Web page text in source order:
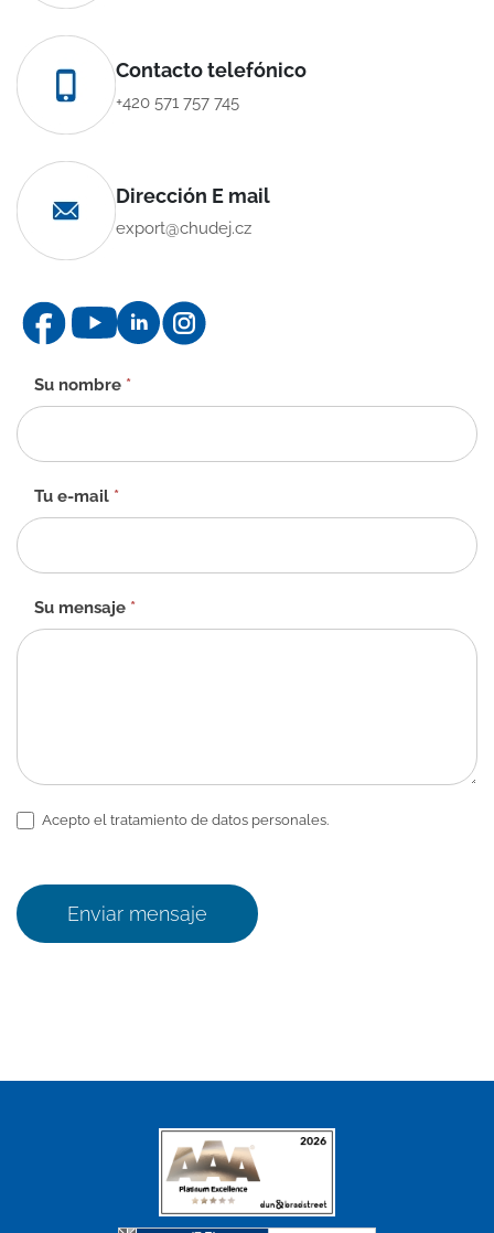
Contacto telefónico
+420 571 757 745
Dirección E mail
export@chudej.cz
Formulario
de
contacto
-
Su nombre *
Tu e-mail *
Su mensaje *
Acepto el tratamiento de datos personales.
Enviar mensaje